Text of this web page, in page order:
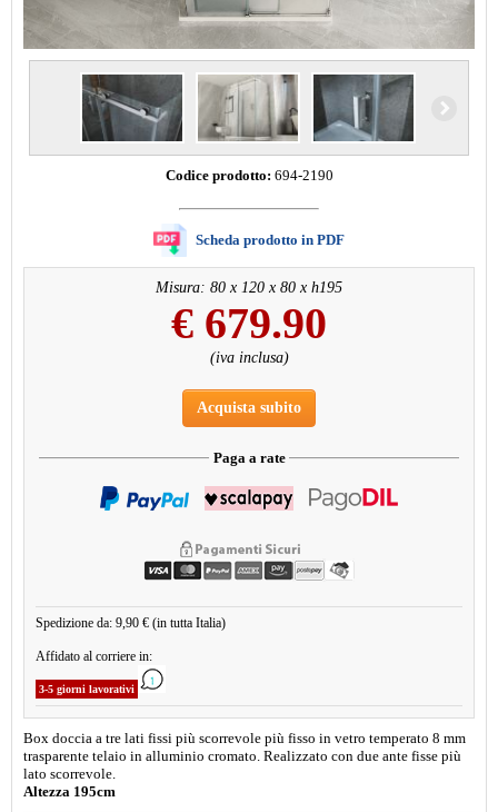
Codice prodotto: 694-2190
Scheda prodotto in PDF
Misura: 80 x 120 x 80 x h195
€ 679.90
(iva inclusa)
Acquista subito
Paga a rate
Spedizione da: 9,90 € (in tutta Italia)
Affidato al corriere in:
3-5 giorni lavorativi
Box doccia a tre lati fissi più scorrevole più fisso in vetro temperato 8 mm
trasparente telaio in alluminio cromato. Realizzato con due ante fisse più
lato scorrevole.
Altezza 195cm